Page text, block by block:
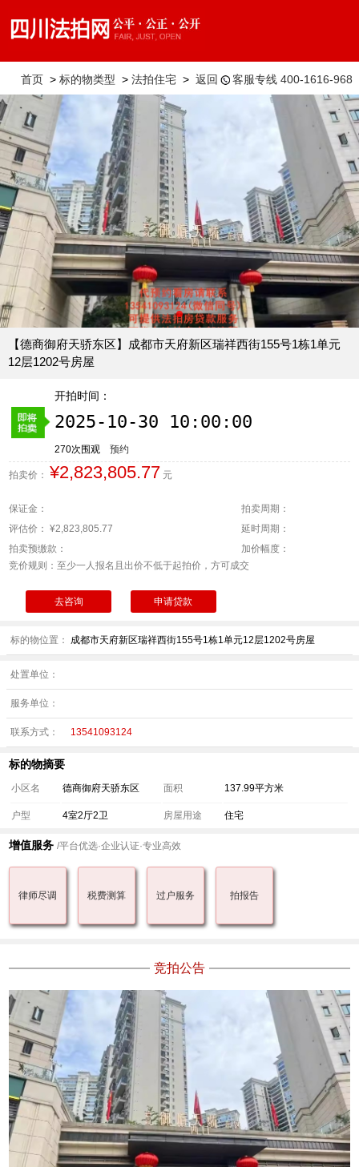
首页 > 标的物类型 > 法拍住宅 > 返回 客服专线 400-1616-968
【德商御府天骄东区】成都市天府新区瑞祥西街155号1栋1单元
12层1202号房屋
开拍时间：
2025-10-30 10:00:00
270次围观预约
拍卖价： ¥2,823,805.77 元
保证金：
拍卖周期：
评估价：¥2,823,805.77
延时周期：
拍卖预缴款：
加价幅度：
竞价规则：至少一人报名且出价不低于起拍价，方可成交
去咨询 申请贷款
标的物位置： 成都市天府新区瑞祥西街155号1栋1单元12层1202号房屋
处置单位：
服务单位：
联系方式： 13541093124
标的物摘要
小区名 德商御府天骄东区 面积 137.99平方米
户型 4室2厅2卫 房屋用途 住宅
增值服务 /平台优选·企业认证·专业高效
律师尽调 税费测算 过户服务 拍报告
竞拍公告